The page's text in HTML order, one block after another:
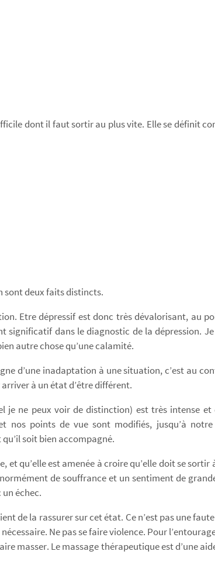
dont il faut sortir au plus vite. Elle se définit
sont deux faits distincts.
Etre dépressif est donc très dévalorisant, au
dans le diagnostic de la dépression.
autre chose qu’une calamité.
d’une inadaptation à une situation, c’est au
à un état d’être différent.
ne peux voir de distinction) est très intense et
points de vue sont modifiés, jusqu’à
soit bien accompagné.
qu’elle est amenée à croire qu’elle doit se
de souffrance et un sentiment de
échec.
de la rassurer sur cet état. Ce n’est pas une
Ne pas se faire violence. Pour
masser. Le massage thérapeutique est d’une